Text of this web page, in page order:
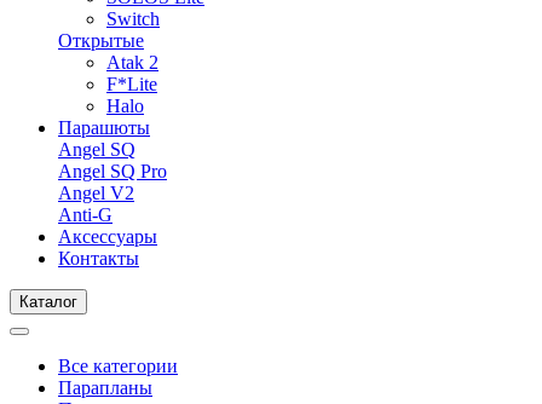
Switch
Открытые
Atak 2
F*Lite
Halo
Парашюты
Angel SQ
Angel SQ Pro
Angel V2
Anti-G
Аксессуары
Контакты
Каталог
Все категории
Парапланы